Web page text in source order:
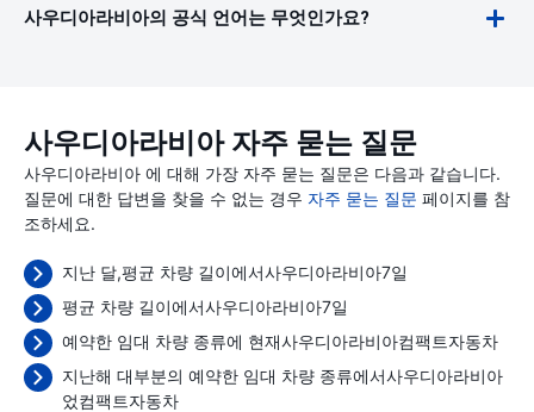
사우디아라비아의 공식 언어는 무엇인가요?
사우디아라비아 자주 묻는 질문
사우디아라비아 에 대해 가장 자주 묻는 질문은 다음과 같습니다.
질문에 대한 답변을 찾을 수 없는 경우 자주 묻는 질문 페이지를 참
조하세요.
지난 달,평균 차량 길이에서사우디아라비아7일
평균 차량 길이에서사우디아라비아7일
예약한 임대 차량 종류에 현재사우디아라비아컴팩트자동차
지난해 대부분의 예약한 임대 차량 종류에서사우디아라비아
었컴팩트자동차